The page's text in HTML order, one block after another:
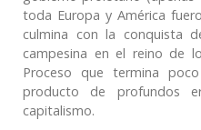
toda Europa y América
culmina con la conquista
campesina en el reino de
Proceso que termina
producto de profundos
capitalismo.